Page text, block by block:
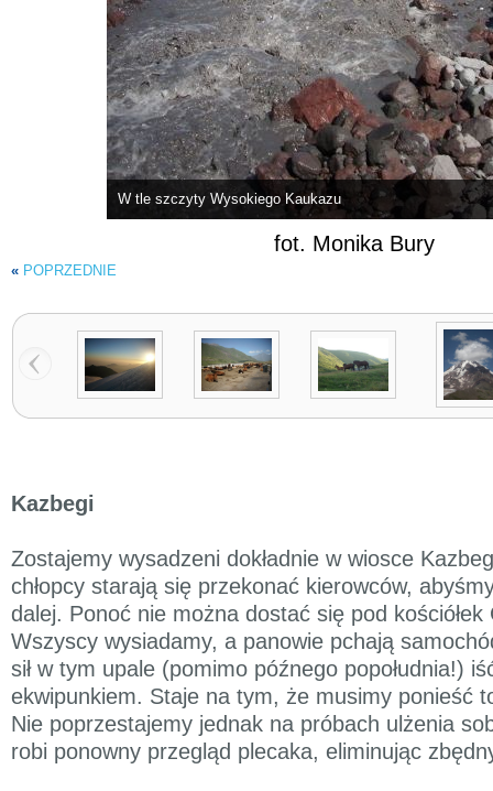
W tle szczyty Wysokiego Kaukazu
fot. Monika Bury
« POPRZEDNIE
Kazbegi
Zostajemy wysadzeni dokładnie w wiosce
chłopcy starają się przekonać kierowców,
dalej. Ponoć nie można dostać się pod
Wszyscy wysiadamy, a panowie pchają
sił w tym upale (pomimo późnego popołudnia!)
ekwipunkiem. Staje na tym, że musimy ponieść
Nie poprzestajemy jednak na próbach ulżenia
robi ponowny przegląd plecaka, eliminując